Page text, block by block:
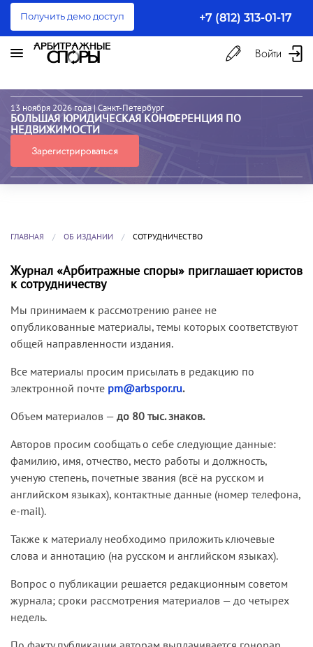
Получить демо доступ +7 (812) 313-01-17
Войти
13 ноября 2026 года | Санкт-Петербург
БОЛЬШАЯ ЮРИДИЧЕСКАЯ КОНФЕРЕНЦИЯ ПО
НЕДВИЖИМОСТИ
Зарегистрироваться
ГЛАВНАЯ ОБ ИЗДАНИИ СОТРУДНИЧЕСТВО
Журнал «Арбитражные споры» приглашает юристов
к сотрудничеству
Мы принимаем к рассмотрению ранее не
опубликованные материалы, темы которых соответствуют
общей направленности издания.
Все материалы просим присылать в редакцию по
электронной почте pm@arbspor.ru.
Объем материалов — до 80 тыс. знаков.
Авторов просим сообщать о себе следующие данные:
фамилию, имя, отчество, место работы и должность,
ученую степень, почетные звания (всё на русском и
английском языках), контактные данные (номер телефона,
e-mail).
Также к материалу необходимо приложить ключевые
слова и аннотацию (на русском и английском языках).
Вопрос о публикации решается редакционным советом
журнала; сроки рассмотрения материалов — до четырех
недель.